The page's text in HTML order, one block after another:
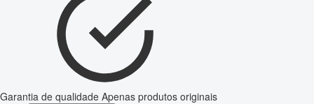
Garantia de qualidade Apenas produtos originais